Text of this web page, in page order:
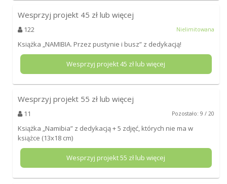
Wesprzyj projekt 45 zł lub więcej
122 Nielimitowana
Książka „NAMIBIA. Przez pustynie i busz” z dedykacją!
Wesprzyj projekt45 zł lub więcej
Wesprzyj projekt 55 zł lub więcej
11 Pozostało: 9 / 20
Książka „Namibia” z dedykacją + 5 zdjęć, których nie ma w
książce (13x18 cm)
Wesprzyj projekt55 zł lub więcej